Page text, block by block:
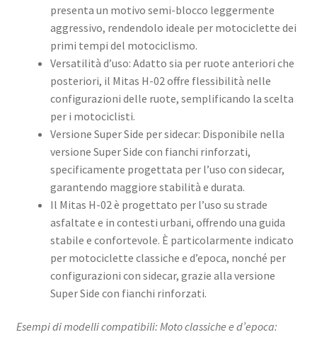
presenta un motivo semi-blocco leggermente
aggressivo, rendendolo ideale per motociclette dei
primi tempi del motociclismo.
Versatilità d’uso: Adatto sia per ruote anteriori che
posteriori, il Mitas H-02 offre flessibilità nelle
configurazioni delle ruote, semplificando la scelta
per i motociclisti.
Versione Super Side per sidecar: Disponibile nella
versione Super Side con fianchi rinforzati,
specificamente progettata per l’uso con sidecar,
garantendo maggiore stabilità e durata.
Il Mitas H-02 è progettato per l’uso su strade
asfaltate e in contesti urbani, offrendo una guida
stabile e confortevole. È particolarmente indicato
per motociclette classiche e d’epoca, nonché per
configurazioni con sidecar, grazie alla versione
Super Side con fianchi rinforzati.
Esempi di modelli compatibili: Moto classiche e d’epoca: